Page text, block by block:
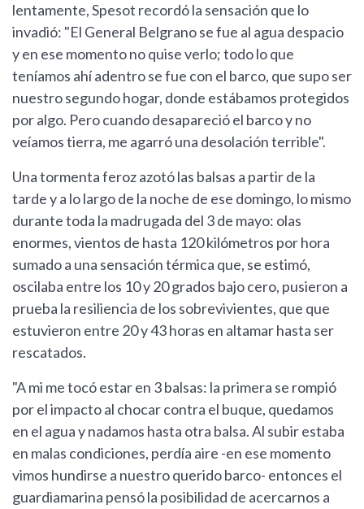
lentamente, Spesot recordó la sensación que lo
invadió: "El General Belgrano se fue al agua despacio
y en ese momento no quise verlo; todo lo que
teníamos ahí adentro se fue con el barco, que supo ser
nuestro segundo hogar, donde estábamos protegidos
por algo. Pero cuando desapareció el barco y no
veíamos tierra, me agarró una desolación terrible".
Una tormenta feroz azotó las balsas a partir de la
tarde y a lo largo de la noche de ese domingo, lo mismo
durante toda la madrugada del 3 de mayo: olas
enormes, vientos de hasta 120 kilómetros por hora
sumado a una sensación térmica que, se estimó,
oscilaba entre los 10 y 20 grados bajo cero, pusieron a
prueba la resiliencia de los sobrevivientes, que que
estuvieron entre 20 y 43 horas en altamar hasta ser
rescatados.
"A mi me tocó estar en 3 balsas: la primera se rompió
por el impacto al chocar contra el buque, quedamos
en el agua y nadamos hasta otra balsa. Al subir estaba
en malas condiciones, perdía aire -en ese momento
vimos hundirse a nuestro querido barco- entonces el
guardiamarina pensó la posibilidad de acercarnos a